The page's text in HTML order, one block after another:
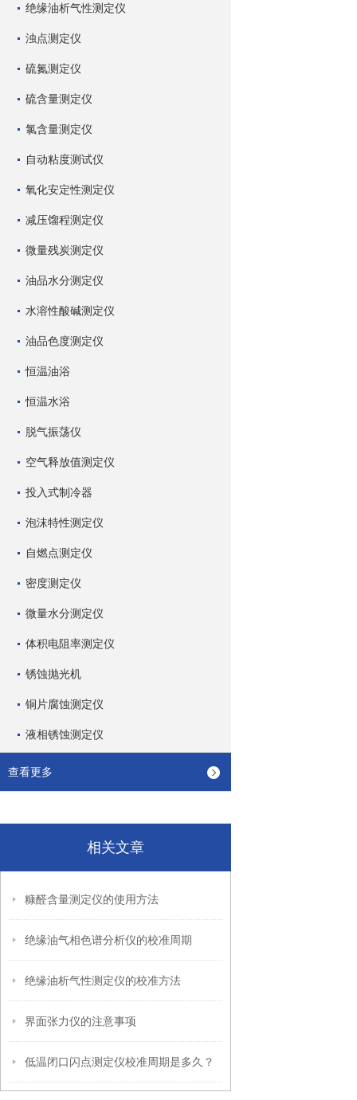
绝缘油析气性测定仪
浊点测定仪
硫氮测定仪
硫含量测定仪
氯含量测定仪
自动粘度测试仪
氧化安定性测定仪
减压馏程测定仪
微量残炭测定仪
油品水分测定仪
水溶性酸碱测定仪
油品色度测定仪
恒温油浴
恒温水浴
脱气振荡仪
空气释放值测定仪
投入式制冷器
泡沫特性测定仪
自燃点测定仪
密度测定仪
微量水分测定仪
体积电阻率测定仪
锈蚀抛光机
铜片腐蚀测定仪
液相锈蚀测定仪
查看更多
相关文章
糠醛含量测定仪的使用方法
绝缘油气相色谱分析仪的校准周期
绝缘油析气性测定仪的校准方法
界面张力仪的注意事项
低温闭口闪点测定仪校准周期是多久？